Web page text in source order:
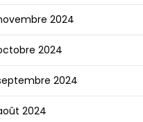
2024
2024
2024
2024